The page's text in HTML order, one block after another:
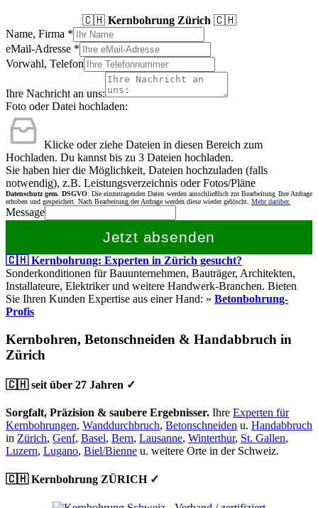
🇨🇭 Kernbohrung Zürich 🇨🇭
Name, Firma *
eMail-Adresse *
Vorwahl, Telefon
Ihre Nachricht an uns:
Foto oder Datei hochladen:
Klicke oder ziehe Dateien in diesen Bereich zum
Hochladen. Du kannst bis zu 3 Dateien hochladen.
Sie haben hier die Möglichkeit, Dateien hochzuladen (falls
notwendig), z.B. Leistungsverzeichnis oder Fotos/Pläne
Datenschutz gem. DSGVO: Die einzutragenden Daten werden ausschließlich zur Bearbeitung Ihre Anfrage
erhoben und gespeichert. Nach Bearbeitung der Anfrage werden diese wieder gelöscht. Mehr darüber.
Message
Jetzt absenden
🇨🇭 Kernbohrung: Experten in Zürich gesucht?
Sonderkonditionen für Bauunternehmen, Bauträger, Architekten,
Installateure, Elektriker und weitere Handwerk-Branchen. Bieten
Sie Ihren Kunden Expertise aus einer Hand: » Betonbohrung-
Profis
Kernbohren, Betonschneiden & Handabbruch in
Zürich
🇨🇭 seit über 27 Jahren ✓
Sorgfalt, Präzision & saubere Ergebnisser. Ihre Experten für
Kernbohrungen, Wanddurchbruch, Betonschneiden u. Handabbruch
in Zürich, Genf, Basel, Bern, Lausanne, Winterthur, St. Gallen,
Luzern, Lugano, Biel/Bienne u. weitere Orte in der Schweiz.
🇨🇭 Kernbohrung ZÜRICH ✓